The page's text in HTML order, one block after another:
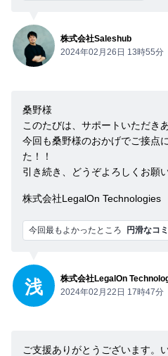
株式会社Saleshub
2024年02月26日 13時55分
桑野様
このたびは、サポートいただき
今回も桑野様のおかげでご接点
た！！
引き続き、どうぞよろしくお願
株式会社LegalOn
今回最もよかったところ 円滑なコ
浅
株式会社LegalOn
2024年02月22日 17時47分
ご支援ありがとうございます。